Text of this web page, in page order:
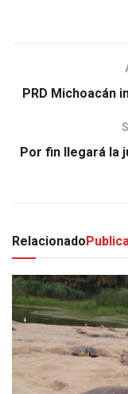
PRD Michoacán
Por fin llegará la
Relacionado